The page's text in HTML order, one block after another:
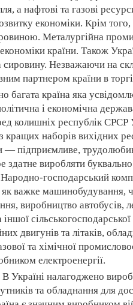
а нафтові та газові
економіки. Крім того,
Металургійна
країни. Також
сировину. Незважаючи на
партнером країни в
багата країна яка
і економічна
колишніх республік СРСР
кращих наборів вихідних
— підприємливе,
здатне виробляти
господарський
як важке машинобудування,
виробництво автобусів,
іншої
двигунів та літаків,
та хімічної
електроенергії.
В Україні налагоджено
та обладнання для